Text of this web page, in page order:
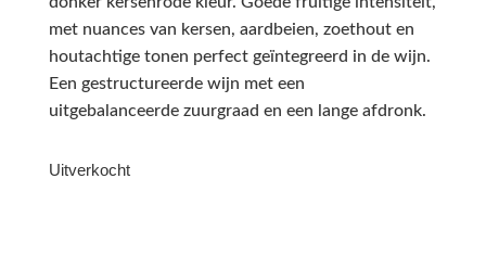
met nuances van kersen, aardbeien, zoethout en
houtachtige tonen perfect geïntegreerd in de wijn.
Een gestructureerde wijn met een
uitgebalanceerde zuurgraad en een lange afdronk.
Uitverkocht